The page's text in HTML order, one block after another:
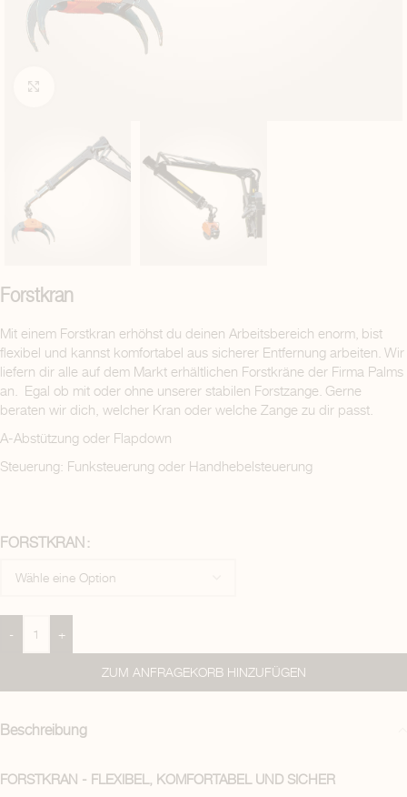
Forstkran
Mit einem Forstkran erhöhst du deinen Arbeitsbereich enorm, bist
flexibel und kannst komfortabel aus sicherer Entfernung arbeiten. Wir
liefern dir alle auf dem Markt erhältlichen Forstkräne der Firma Palms
an. Egal ob mit oder ohne unserer stabilen Forstzange. Gerne
beraten wir dich, welcher Kran oder welche Zange zu dir passt.
A-Abstützung oder Flapdown
Steuerung: Funksteuerung oder Handhebelsteuerung
FORSTKRAN
- +
ZUM ANFRAGEKORB HINZUFÜGEN
Beschreibung
FORSTKRAN - FLEXIBEL, KOMFORTABEL UND SICHER